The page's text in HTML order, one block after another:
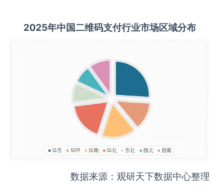
2025年中国二维码支付行业市场区域分布
数据来源：观研天下数据中心整理